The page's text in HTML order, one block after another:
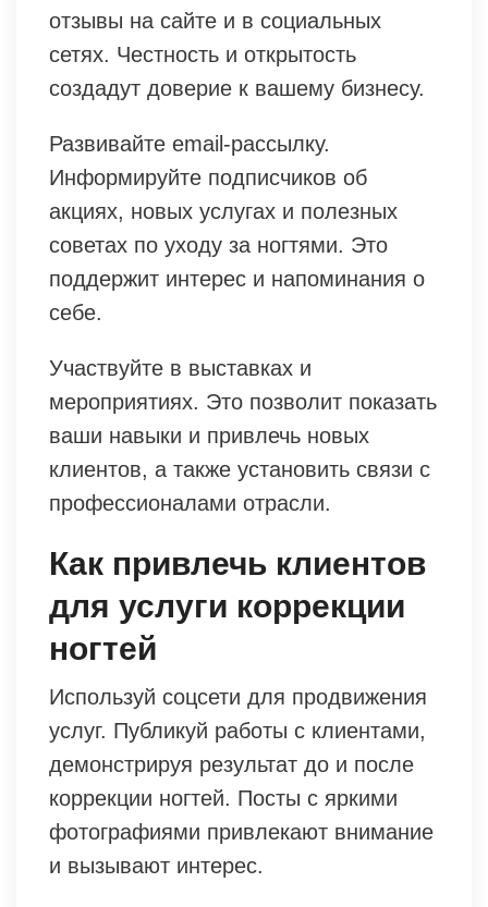
отзывы на сайте и в социальных
сетях. Честность и открытость
создадут доверие к вашему бизнесу.
Развивайте email-рассылку.
Информируйте подписчиков об
акциях, новых услугах и полезных
советах по уходу за ногтями. Это
поддержит интерес и напоминания о
себе.
Участвуйте в выставках и
мероприятиях. Это позволит показать
ваши навыки и привлечь новых
клиентов, а также установить связи с
профессионалами отрасли.
Как привлечь клиентов
для услуги коррекции
ногтей
Используй соцсети для продвижения
услуг. Публикуй работы с клиентами,
демонстрируя результат до и после
коррекции ногтей. Посты с яркими
фотографиями привлекают внимание
и вызывают интерес.